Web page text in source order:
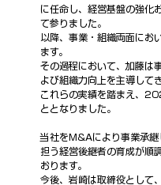
に任命し、経営基盤の強化
て参りました。
以降、事業・組織両面にお
ます。
その過程において、加藤は
よび組織力向上を主導して
これらの実績を踏まえ、
ととなりました。
当社をM&Aにより事業承継
担う経営後継者の育成が順
おります。
今後、岩崎は取締役として